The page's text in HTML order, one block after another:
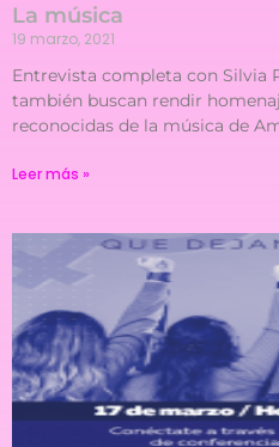
La música
19 marzo, 2021
Entrevista completa con Silvia
también buscan rendir
reconocidas de la música de
Leer más »